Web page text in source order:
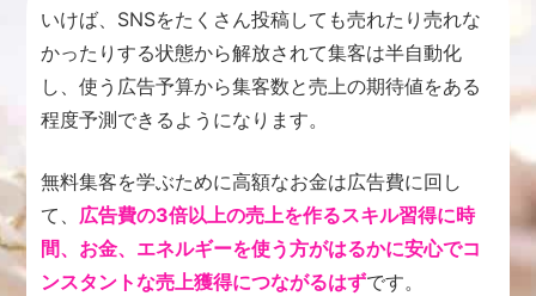
いけば、SNSをたくさん投稿しても売れたり売れな
かったりする状態から解放されて集客は半自動化
し、使う広告予算から集客数と売上の期待値をある
程度予測できるようになります。
無料集客を学ぶために高額なお金は広告費に回し
て、 広告費の3倍以上の売上を作るスキル習得に時
間、お金、エネルギーを使う方がはるかに安心でコ
ンスタントな売上獲得につながるはずです。